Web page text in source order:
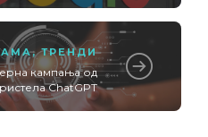
,ТРЕНДИ
кампања од
ChatGPT